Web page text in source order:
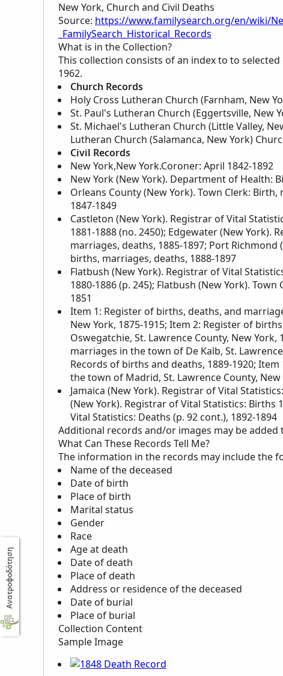
New York, Church and Civil Deaths
Source: https://www.familysearch.org/en/wiki/
_FamilySearch_Historical_Records
What is in the Collection?
This collection consists of an index to to
1962.
Church Records
Holy Cross Lutheran Church (Farnham, New
St. Paul's Lutheran Church (Eggertsville, New
St. Michael's Lutheran Church (Little Valley,
Lutheran Church (Salamanca, New York)
Civil Records
New York,New York.Coroner: April 1842-1892
New York (New York). Department of Health:
Orleans County (New York). Town Clerk:
1847-1849
Castleton (New York). Registrar of Vital
1881-1888 (no. 2450); Edgewater (New
marriages, deaths, 1885-1897; Port
births, marriages, deaths, 1888-1897
Flatbush (New York). Registrar of Vital
1880-1886 (p. 245); Flatbush (New York).
1851
Item 1: Register of births, deaths, and
New York, 1875-1915; Item 2: Register of
Oswegatchie, St. Lawrence County, New
marriages in the town of De Kalb, St.
Records of births and deaths, 1889-1920;
the town of Madrid, St. Lawrence County, New
Jamaica (New York). Registrar of Vital
(New York). Registrar of Vital Statistics: Births
Vital Statistics: Deaths (p. 92 cont.), 1892-1894
Additional records and/or images may be
What Can These Records Tell Me?
The information in the records may include the
Name of the deceased
Date of birth
Place of birth
Marital status
Gender
Race
Age at death
Date of death
Place of death
Address or residence of the deceased
Date of burial
Place of burial
Collection Content
Sample Image
Ανατροφοδότηση